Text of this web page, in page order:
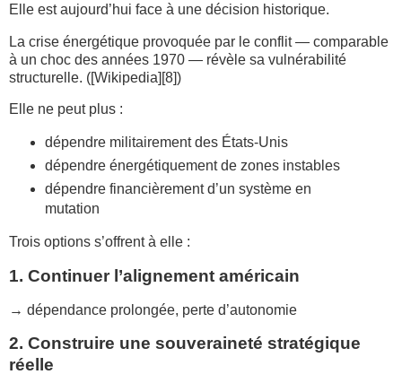
Elle est aujourd’hui face à une décision historique.
La crise énergétique provoquée par le conflit — comparable
à un choc des années 1970 — révèle sa vulnérabilité
structurelle. ([Wikipedia][8])
Elle ne peut plus :
dépendre militairement des États-Unis
dépendre énergétiquement de zones instables
dépendre financièrement d’un système en
mutation
Trois options s’offrent à elle :
1. Continuer l’alignement américain
→ dépendance prolongée, perte d’autonomie
2. Construire une souveraineté stratégique
réelle